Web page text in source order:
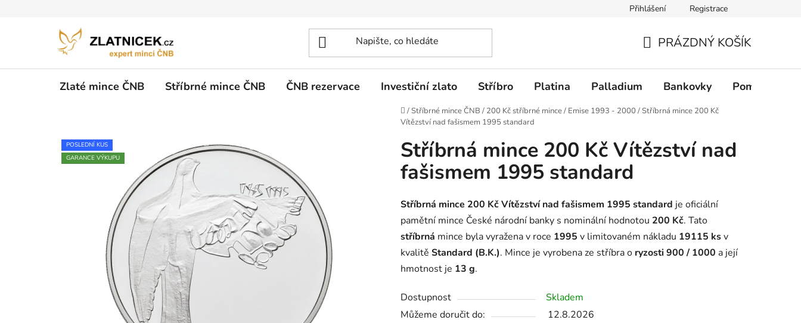
Přihlášení Registrace
PRÁZDNÝ KOŠÍK
Zlaté mince ČNB Stříbrné mince ČNB ČNB rezervace Investiční zlato Stříbro Platina Palladium Bankovky Pomůcky
Domů
/Stříbrné mince ČNB / 200 Kč stříbrné mince/ Emise 1993 - 2000 /Stříbrná mince 200 Kč
Vítězství nad fašismem 1995 standard
Stříbrná mince 200 Kč Vítězství nad
fašismem 1995 standard
Stříbrná mince 200 Kč Vítězství nad fašismem 1995 standard je oficiální
pamětní mince České národní banky s nominální hodnotou 200 Kč. Tato
stříbrná mince byla vyražena v roce 1995 v limitovaném nákladu 19115 ksv
kvalitě Standard (B.K.). Mince je vyrobena ze stříbra o ryzosti 900 / 1000 a její
hmotnost je 13 g.
Dostupnost
Skladem
Můžeme doručit do:
12.8.2026
POSLEDNÍ KUS
GARANCE VÝKUPU